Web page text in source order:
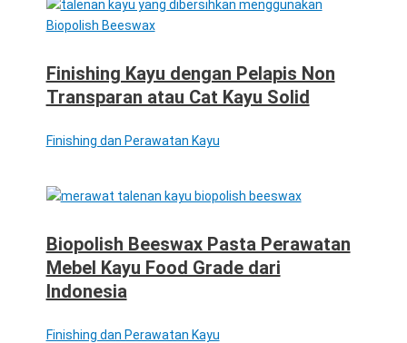
Finishing Kayu dengan Pelapis Non
Transparan atau Cat Kayu Solid
Finishing dan Perawatan Kayu
Biopolish Beeswax Pasta Perawatan
Mebel Kayu Food Grade dari
Indonesia
Finishing dan Perawatan Kayu